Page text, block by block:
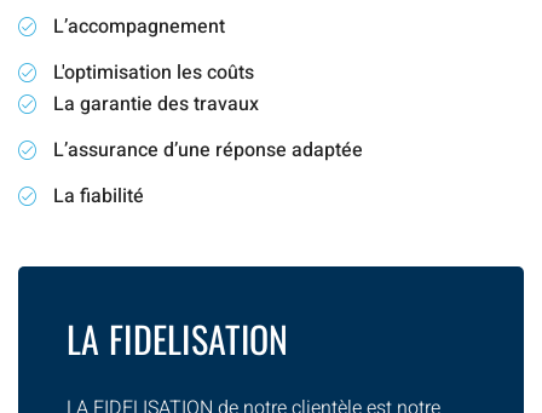
L’accompagnement
L'optimisation les coûts
La garantie des travaux
L’assurance d’une réponse adaptée
La fiabilité
LA FIDELISATION